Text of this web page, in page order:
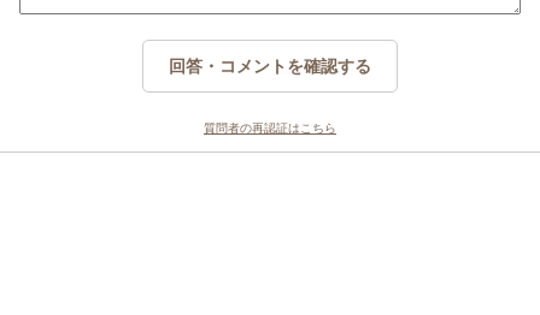
回答・コメントを確認する
質問者の再認証はこちら